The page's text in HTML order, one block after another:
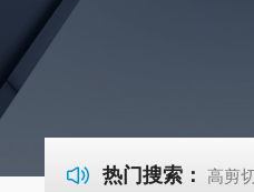
热门搜索： 高剪切均质分散机,成套反应釜装置,工业式超声波清洗机-722紫外可见分光光度